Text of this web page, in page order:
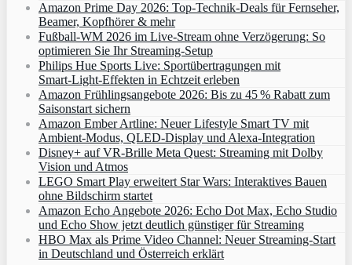
Amazon Prime Day 2026: Top-Technik-Deals für Fernseher,
Beamer, Kopfhörer & mehr
Fußball-WM 2026 im Live-Stream ohne Verzögerung: So
optimieren Sie Ihr Streaming-Setup
Philips Hue Sports Live: Sportübertragungen mit
Smart‑Light‑Effekten in Echtzeit erleben
Amazon Frühlingsangebote 2026: Bis zu 45 % Rabatt zum
Saisonstart sichern
Amazon Ember Artline: Neuer Lifestyle Smart TV mit
Ambient‑Modus, QLED‑Display und Alexa‑Integration
Disney+ auf VR-Brille Meta Quest: Streaming mit Dolby
Vision und Atmos
LEGO Smart Play erweitert Star Wars: Interaktives Bauen
ohne Bildschirm startet
Amazon Echo Angebote 2026: Echo Dot Max, Echo Studio
und Echo Show jetzt deutlich günstiger für Streaming
HBO Max als Prime Video Channel: Neuer Streaming‑Start
in Deutschland und Österreich erklärt